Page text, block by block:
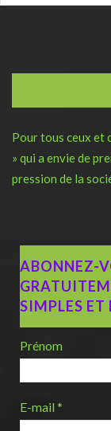
Pour tous ceux et
» qui a envie de
pression de la
ABONNEZ-
SIMPLES ET
Prénom
E-mail*